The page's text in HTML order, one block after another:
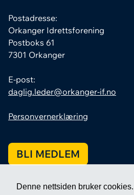
Denne nettsiden bruker cookies.
Postadresse:
Orkanger Idrettsforening
Postboks 61
7301 Orkanger
E-post:
daglig.leder@orkanger-if.no
Personvernerklæring
BLI MEDLEM